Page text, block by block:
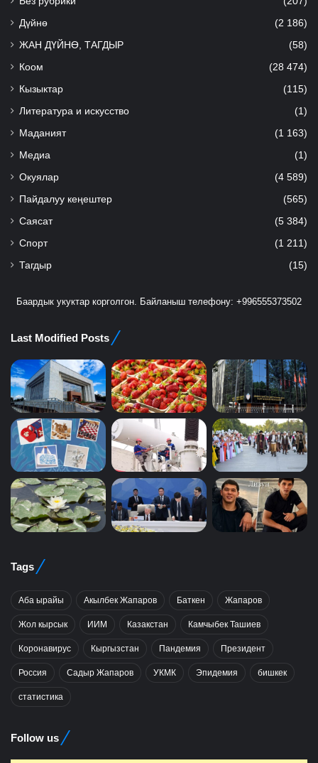
Дүйнө (2 186)
ЖАН ДҮЙНӨ, ТАГДЫР (58)
Коом (28 474)
Кызыктар (115)
Литература и искусство (1)
Маданият (1 163)
Медиа (1)
Окуялар (4 589)
Пайдалуу кеңештер (565)
Саясат (5 384)
Спорт (1 211)
Тагдыр (15)
Баардык укуктар корголгон. Байланыш телефону: +996555373502
Last Modified Posts
Tags
Аба ырайы Акылбек Жапаров Баткен Жапаров
Жол кырсык ИИМ Казакстан Камчыбек Ташиев
Коронавирус Кыргызстан Пандемия Президент
Россия Садыр Жапаров УКМК Эпидемия бишкек
статистика
Follow us